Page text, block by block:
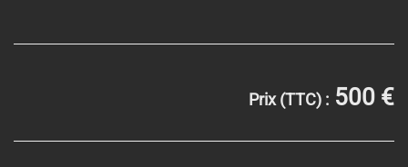
Prix (TTC) : 500 €